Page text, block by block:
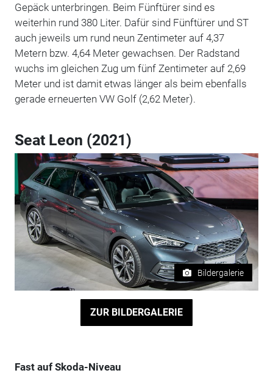
Gepäck unterbringen. Beim Fünftürer sind es
weiterhin rund 380 Liter. Dafür sind Fünftürer und ST
auch jeweils um rund neun Zentimeter auf 4,37
Metern bzw. 4,64 Meter gewachsen. Der Radstand
wuchs im gleichen Zug um fünf Zentimeter auf 2,69
Meter und ist damit etwas länger als beim ebenfalls
gerade erneuerten VW Golf (2,62 Meter).
Seat Leon (2021)
Bildergalerie
ZUR BILDERGALERIE
Fast auf Skoda-Niveau